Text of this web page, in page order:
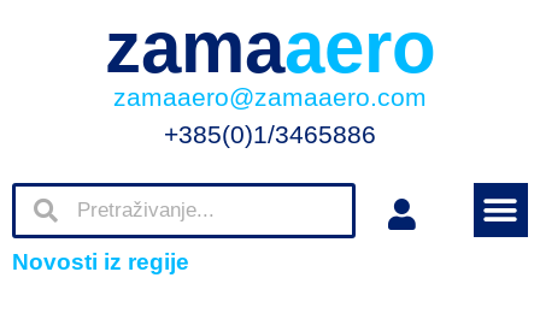
zamaaero
zamaaero@zamaaero.com
+385(0)1/3465886
Novosti iz regije